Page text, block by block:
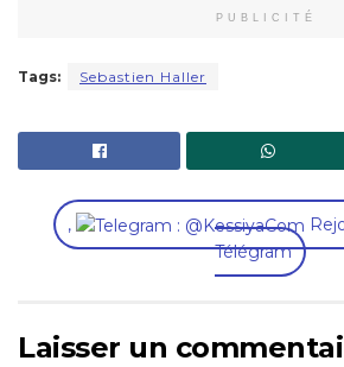
PUBLICITÉ
Tags: Sebastien Haller
,
Télégram
Laisser un